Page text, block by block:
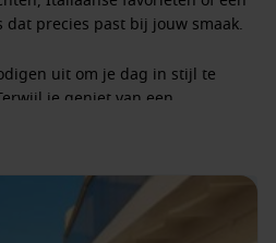
precies past bij jouw smaak.
uit om je dag in stijl te
je geniet van een
aan boord